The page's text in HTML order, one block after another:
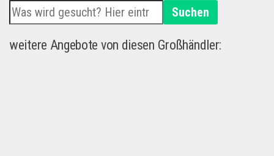
Suchen
weitere Angebote von diesen Großhändler: